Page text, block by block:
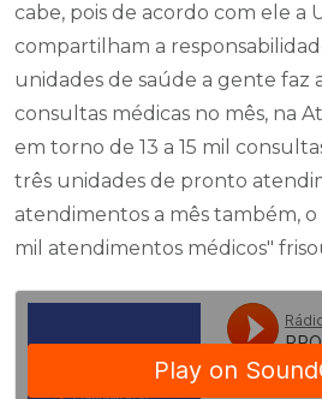
cabe, pois de acordo com ele a
compartilham a
unidades de saúde a gente faz
consultas médicas no mês, na
em torno de 13 a 15 mil
três unidades de pronto
atendimentos a mês também, o
mil atendimentos médicos"